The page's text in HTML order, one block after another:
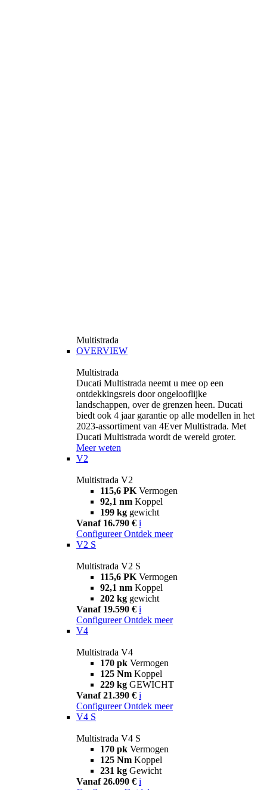
Multistrada
OVERVIEW
Multistrada
Ducati Multistrada neemt u mee op een
ontdekkingsreis door ongelooflijke
landschappen, over de grenzen heen. Ducati
biedt ook 4 jaar garantie op alle modellen in het
2023-assortiment van 4Ever Multistrada. Met
Ducati Multistrada wordt de wereld groter.
Meer weten
V2
Multistrada V2
115,6 PK Vermogen
92,1 nm Koppel
199 kg gewicht
Vanaf 16.790 € i
Configureer Ontdek meer
V2 S
Multistrada V2 S
115,6 PK Vermogen
92,1 nm Koppel
202 kg gewicht
Vanaf 19.590 € i
Configureer Ontdek meer
V4
Multistrada V4
170 pk Vermogen
125 Nm Koppel
229 kg GEWICHT
Vanaf 21.390 € i
Configureer Ontdek meer
V4 S
Multistrada V4 S
170 pk Vermogen
125 Nm Koppel
231 kg Gewicht
Vanaf 26.090 € i